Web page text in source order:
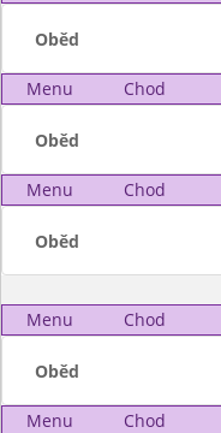
Oběd
Menu Chod
Oběd
Menu Chod
Oběd
Menu Chod
Oběd
Menu Chod